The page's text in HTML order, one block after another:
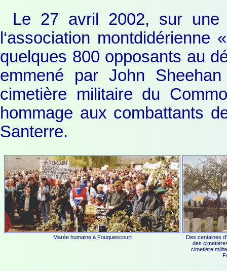
Le 27 avril 2002, sur une
l‘association
quelques 800 opposants au
emmené par John
cimetière militaire du
hommage aux combattants
Santerre.
Marée humaine à Fouquescourt
Des centaines
des
cimetière